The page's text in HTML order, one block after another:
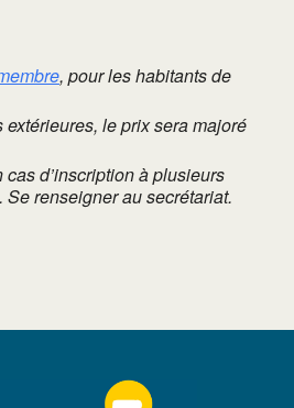
, pour les habitants de
le prix sera majoré
cas d’inscription à plusieurs
renseigner au secrétariat.